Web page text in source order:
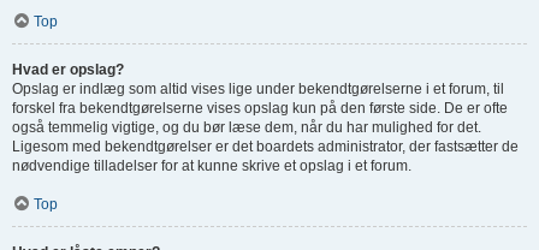
Top
Hvad er opslag?
Opslag er indlæg som altid vises lige under bekendtgørelserne i et forum, til
forskel fra bekendtgørelserne vises opslag kun på den første side. De er ofte
også temmelig vigtige, og du bør læse dem, når du har mulighed for det.
Ligesom med bekendtgørelser er det boardets administrator, der fastsætter de
nødvendige tilladelser for at kunne skrive et opslag i et forum.
Top